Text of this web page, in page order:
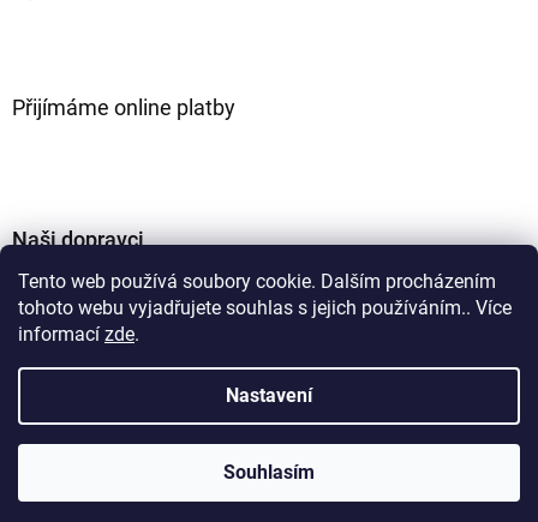
Tento web používá soubory cookie. Dalším procházením
tohoto webu vyjadřujete souhlas s jejich používáním.. Více
informací zde.
Nastavení
Souhlasím
Přijímáme online platby
Naši dopravci
Vytvořil Shoptet
ZJM parts s.r.o. Všechna práva vyhrazena.